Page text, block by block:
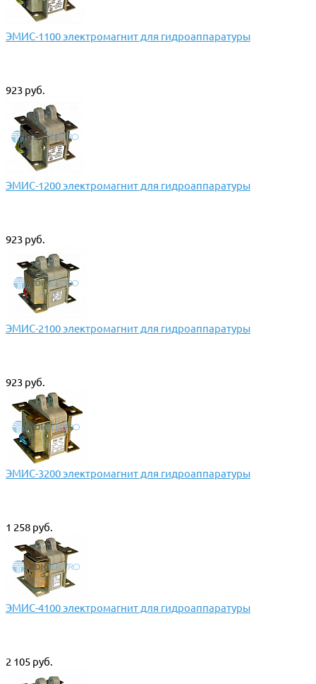
ЭМИС-1100 электромагнит для гидроаппаратуры
923 руб.
ЭМИС-1200 электромагнит для гидроаппаратуры
923 руб.
ЭМИС-2100 электромагнит для гидроаппаратуры
923 руб.
ЭМИС-3200 электромагнит для гидроаппаратуры
1 258 руб.
ЭМИС-4100 электромагнит для гидроаппаратуры
2 105 руб.